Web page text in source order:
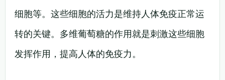
细胞等。这些细胞的活力是维持人体免疫正常运
转的关键。多维葡萄糖的作用就是刺激这些细胞
发挥作用，提高人体的免疫力。